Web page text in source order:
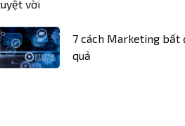
7 cách Marketing bất
quả